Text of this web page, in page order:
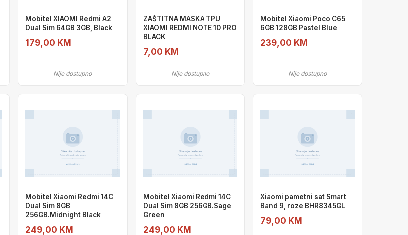
Mobitel XIAOMI Redmi A2
Dual Sim 64GB 3GB, Black
179,00 KM
Nije dostupno
ZAŠTITNA MASKA TPU
XIAOMI REDMI NOTE 10 PRO
BLACK
7,00 KM
Nije dostupno
Mobitel Xiaomi Poco C65
6GB 128GB Pastel Blue
239,00 KM
Nije dostupno
Mobitel Xiaomi Redmi 14C
Dual Sim 8GB
256GB.Midnight Black
249,00 KM
Mobitel Xiaomi Redmi 14C
Dual Sim 8GB 256GB.Sage
Green
249,00 KM
Xiaomi pametni sat Smart
Band 9, roze BHR8345GL
79,00 KM